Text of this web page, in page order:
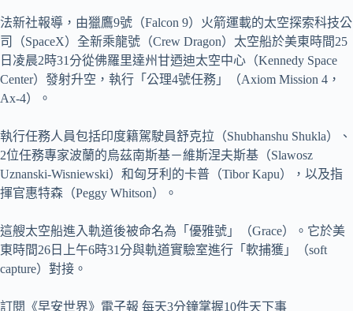
法新社報導，由獵鷹9號（Falcon 9）火箭運載的太空探索科技公
司（SpaceX）全新乘龍號（Crew Dragon）太空船於美東時間25
日凌晨2時31分從佛羅里達州甘迺迪太空中心（Kennedy Space
Center）發射升空，執行「公理4號任務」（Axiom Mission 4，
Ax-4）。
執行任務人員包括印度籍駕駛員舒克拉（Shubhanshu Shukla）、
2位任務專家波蘭的烏茲南斯基－維斯涅夫斯基（Slawosz
Uznanski-Wisniewski）和匈牙利的卡普（Tibor Kapu），以及指
揮官惠特森（Peggy Whitson）。
這艘太空船進入軌道後被命名為「優雅號」（Grace）。它於美
東時間26日上午6時31分與軌道實驗室進行「軟捕獲」（soft
capture）對接。
訂閱《早安世界》電子報 每天3分鐘掌握10件天下事